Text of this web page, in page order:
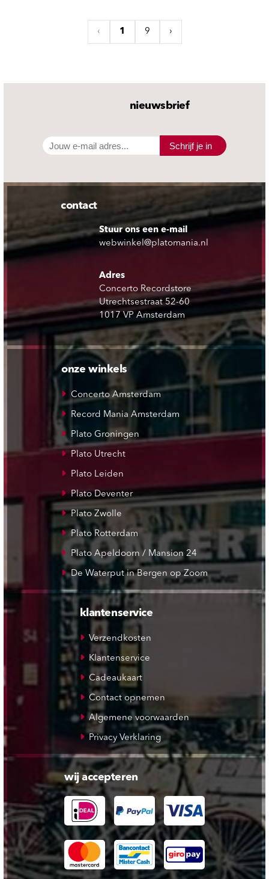
‹ 1 9 ›
nieuwsbrief
Schrijf je in
contact
Stuur ons een e-mail
webwinkel@platomania.nl
Adres
Concerto Recordstore
Utrechtsestraat 52-60
1017 VP Amsterdam
onze winkels
Concerto Amsterdam
Record Mania Amsterdam
Plato Groningen
Plato Utrecht
Plato Leiden
Plato Deventer
Plato Zwolle
Plato Rotterdam
Plato Apeldoorn / Mansion 24
De Waterput in Bergen op Zoom
klantenservice
Verzendkosten
Klantenservice
Cadeaukaart
Contact opnemen
Algemene voorwaarden
Privacy Verklaring
wij accepteren